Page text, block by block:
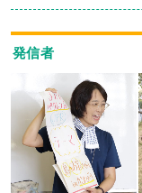
発信者